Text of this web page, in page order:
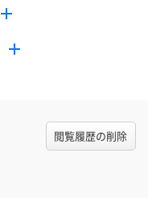
閲覧履歴の削除